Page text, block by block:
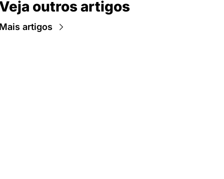
outros artigos
artigos